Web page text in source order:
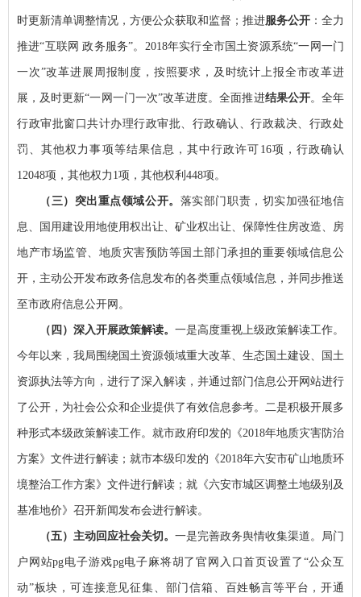
时更新清单调整情况，方便公众获取和监督；推进服务公开 ：全力
推进“互联网 政务服务”。2018年实行全市国土资源系统“一网一门
一次”改革进展周报制度，按照要求，及时统计上报全市改革进
展，及时更新“一网一门一次”改革进度。全面推进结果公开。全年
行政审批窗口共计办理行政审批、行政确认、行政裁决、行政处
罚、其他权力事项等结果信息，其中行政许可16项，行政确认
12048项，其他权力1项，其他权利448项。
（三）突出重点领域公开。 落实部门职责，切实加强征地信
息、国用建设用地使用权出让、矿业权出让、保障性住房改造、房
地产市场监管、地质灾害预防等国土部门承担的重要领域信息公
开，主动公开发布政务信息发布的各类重点领域信息，并同步推送
至市政府信息公开网。
（四）深入开展政策解读。 一是高度重视上级政策解读工作。
今年以来，我局围绕国土资源领域重大改革、生态国土建设、国土
资源执法等方向，进行了深入解读，并通过部门信息公开网站进行
了公开，为社会公众和企业提供了有效信息参考。二是积极开展多
种形式本级政策解读工作。就市政府印发的《2018年地质灾害防治
方案》文件进行解读；就市本级印发的《2018年六安市矿山地质环
境整治工作方案》文件进行解读；就《六安市城区调整土地级别及
基准地价》召开新闻发布会进行解读。
（五）主动回应社会关切。 一是完善政务舆情收集渠道。局门
户网站pg电子游戏pg电子麻将胡了官网入口首页设置了“公众互
动”板块，可连接意见征集、部门信箱、百姓畅言等平台，开通